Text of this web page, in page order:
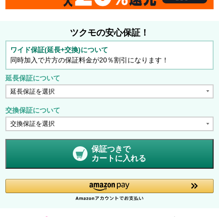
ツクモの安心保証！
ワイド保証(延長+交換)について
同時加入で片方の保証料金が20％割引になります！
延長保証について
交換保証について
保証つきで
カートに入れる